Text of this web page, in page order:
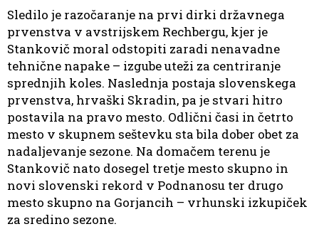
Sledilo je razočaranje na prvi dirki državnega
prvenstva v avstrijskem Rechbergu, kjer je
Stankovič moral odstopiti zaradi nenavadne
tehnične napake – izgube uteži za centriranje
sprednjih koles. Naslednja postaja slovenskega
prvenstva, hrvaški Skradin, pa je stvari hitro
postavila na pravo mesto. Odlični časi in četrto
mesto v skupnem seštevku sta bila dober obet za
nadaljevanje sezone. Na domačem terenu je
Stankovič nato dosegel tretje mesto skupno in
novi slovenski rekord v Podnanosu ter drugo
mesto skupno na Gorjancih – vrhunski izkupiček
za sredino sezone.